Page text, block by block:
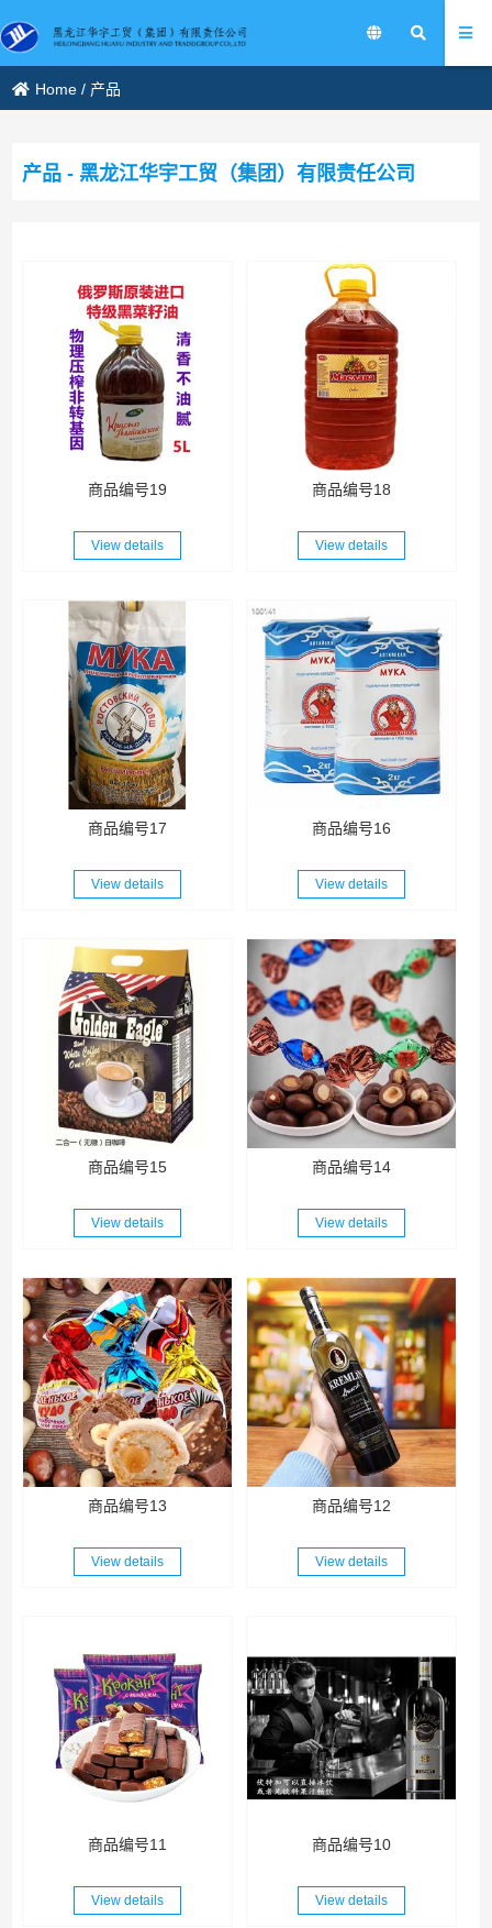
Home / 产品
产品 - 黑龙江华宇工贸（集团）有限责任公司
商品编号19
View details
商品编号18
View details
商品编号17
View details
商品编号16
View details
商品编号15
View details
商品编号14
View details
商品编号13
View details
商品编号12
View details
商品编号11
View details
商品编号10
View details